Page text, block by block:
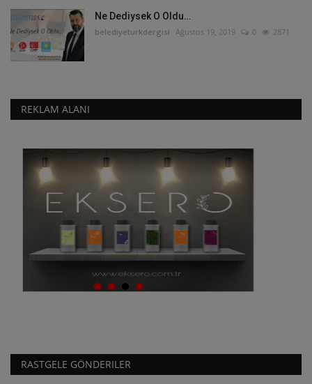
Ne Dediysek O Oldu…
belediyeturkdergisi Ağustos 19, 2019 0 2871
REKLAM ALANI
RASTGELE GÖNDERILER